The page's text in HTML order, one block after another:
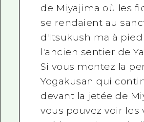
de Miyajima où les
se rendaient au
d'Itsukushima à
l'ancien sentier de
Si vous montez la
Yogakusan qui
devant la jetée de
vous pouvez voir les